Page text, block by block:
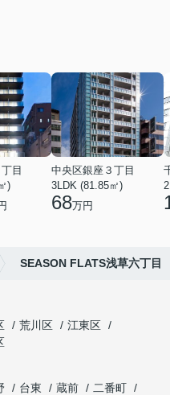
目
)
中央区銀座３丁目
3LDK (81.85㎡)
68万円
SEASON FLATS浅草六丁目
荒川区
江東区
台東 蔵前
二番町